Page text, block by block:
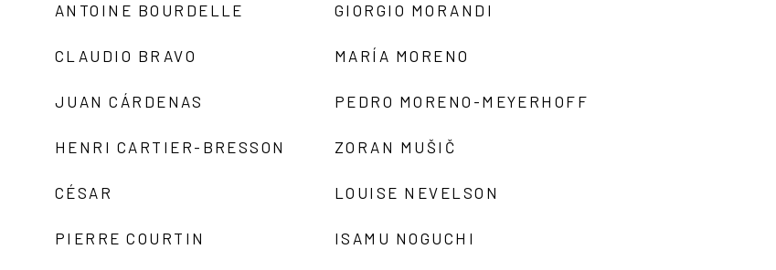
ANTOINE BOURDELLE
CLAUDIO BRAVO
JUAN CÁRDENAS
HENRI CARTIER-BRESSON
CÉSAR
PIERRE COURTIN
GIORGIO MORANDI
MARÍA MORENO
PEDRO MORENO-MEYERHOFF
ZORAN MUŠIČ
LOUISE NEVELSON
ISAMU NOGUCHI